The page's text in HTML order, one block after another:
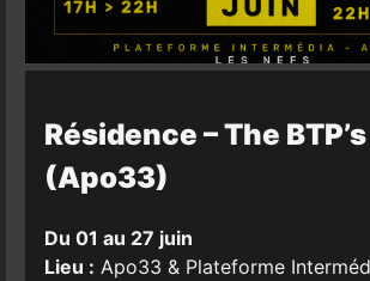
Résidence – The BTP’s
(Apo33)
Du 01 au 27 juin
Lieu : Apo33 & Plateforme